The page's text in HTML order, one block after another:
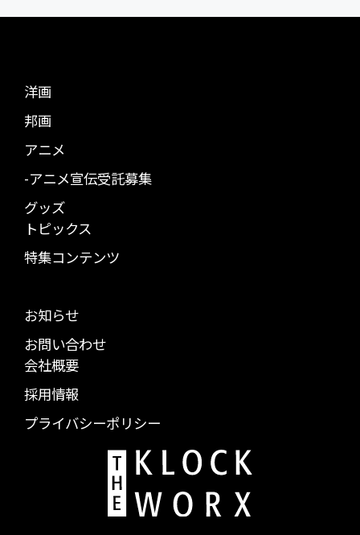
洋画
邦画
アニメ
-アニメ宣伝受託募集
グッズ
トピックス
特集コンテンツ
お知らせ
お問い合わせ
会社概要
採用情報
プライバシーポリシー